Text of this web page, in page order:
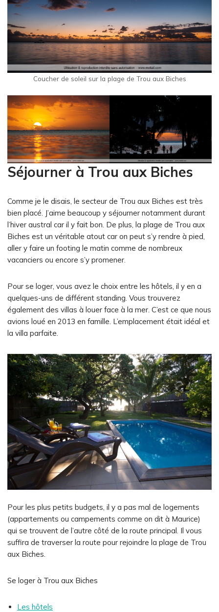
Coucher de soleil sur la plage de Trou aux Biches
Séjourner à Trou aux Biches
Comme je le disais, le secteur de Trou aux Biches est très
bien placé. J’aime beaucoup y séjourner notamment durant
l’hiver austral car il y fait bon. De plus, la plage de Trou aux
Biches est un véritable atout car on peut s’y rendre à pied,
aller y faire un footing le matin comme de nombreux
vacanciers ou encore s’y promener.
Pour se loger, vous avez le choix entre les hôtels, il y en a
quelques-uns de différent standing. Vous trouverez
également des villas à louer face à la mer. C’est ce que nous
avions loué en 2013 en famille. L’emplacement était idéal et
la villa parfaite.
Pour les plus petits budgets, il y a pas mal de logements
(appartements ou campements comme on dit à Maurice)
qui se trouvent de l’autre côté de la route principal. Il vous
suffira de traverser la route pour rejoindre la plage de Trou
aux Biches.
Se loger à Trou aux Biches
Les hôtels